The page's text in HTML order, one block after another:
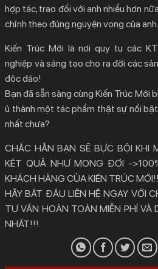
hợp tác, trao đổi với anh nhiều hơn
chỉnh theo đúng nguyện vọng của anh.
Kiến Trúc Mới là nơi quy tụ các
nghiệp và sáng tạo cho ra đời các
độc đáo!
Bạn đã sẵn sàng cùng Kiến Trúc Mới
ủ thành một tác phẩm thật sự nổi
nhất chưa?
CHẮC HẲN BẠN SẼ BỰC BỘI KHI
KẾT QUẢ NHƯ MONG ĐỢI -
KHÁCH HÀNG CỦA KIẾN TRÚC
HÃY BẮT ĐẦU LIÊN HỆ NGAY VỚI
TƯ VẤN HOÀN TOÀN MIỄN PHÍ VÀ
NHẤT!!!.